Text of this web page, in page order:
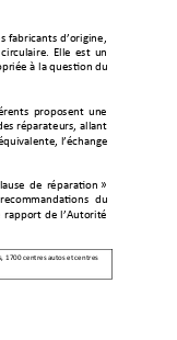
fabricants d’origine,
circulaire. Elle est un
à la question du
proposent une
réparateurs, allant
l’échange
de réparation »
recommandations du
rapport de l’Autorité
1 700 centres autos et centres